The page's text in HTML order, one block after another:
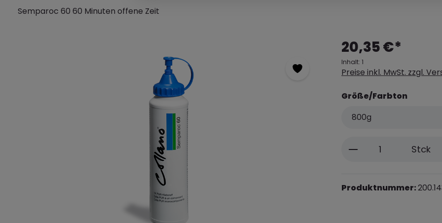
Semparoc 60 60 Minuten offene Zeit
20,35 €*
Inhalt: 1
Preise inkl. MwSt. zzgl.
Größe/Farbton
Produkt Stck
Produktnummer: